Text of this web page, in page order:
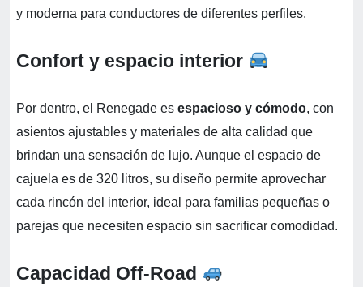
y moderna para conductores de diferentes perfiles.
Confort y espacio interior
Por dentro, el Renegade es espacioso y cómodo, con
asientos ajustables y materiales de alta calidad que
brindan una sensación de lujo. Aunque el espacio de
cajuela es de 320 litros, su diseño permite aprovechar
cada rincón del interior, ideal para familias pequeñas o
parejas que necesiten espacio sin sacrificar comodidad.
Capacidad Off-Road